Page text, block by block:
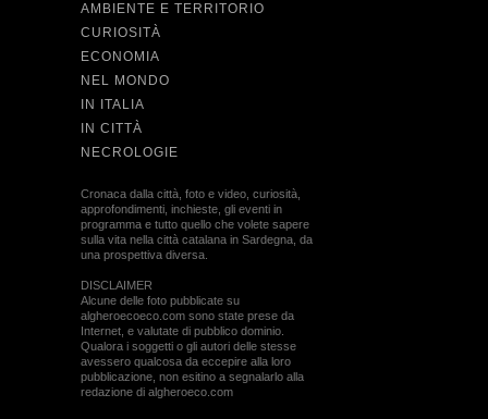
AMBIENTE E TERRITORIO
CURIOSITÀ
ECONOMIA
NEL MONDO
IN ITALIA
IN CITTÀ
NECROLOGIE
Cronaca dalla città, foto e video, curiosità,
approfondimenti, inchieste, gli eventi in
programma e tutto quello che volete sapere
sulla vita nella città catalana in Sardegna, da
una prospettiva diversa.
DISCLAIMER
Alcune delle foto pubblicate su
algheroecoeco.com sono state prese da
Internet, e valutate di pubblico dominio.
Qualora i soggetti o gli autori delle stesse
avessero qualcosa da eccepire alla loro
pubblicazione, non esitino a segnalarlo alla
redazione di algheroeco.com